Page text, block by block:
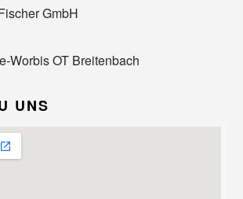
GmbH
Worbis OT Breitenbach
UNS